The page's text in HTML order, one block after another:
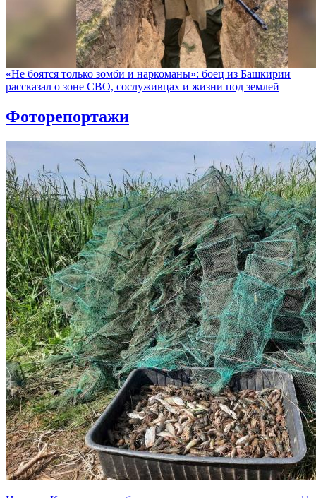
«Не боятся только зомби и наркоманы»: боец из Башкирии
рассказал о зоне СВО, сослуживцах и жизни под землей
Фоторепортажи